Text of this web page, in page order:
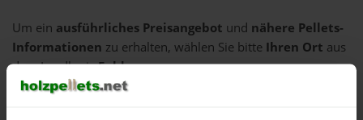
Um ein ausführliches Preisangebot und nähere Pellets-
Informationen zu erhalten, wählen Sie bitte Ihren Ort aus
dem LandkreisFuldaaus.